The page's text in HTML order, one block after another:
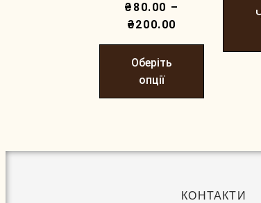
₴ 80.00 –
₴200.00
Оберіть
опції
КОНТАКТИ